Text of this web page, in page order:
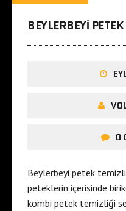
BEYLERBEYI
0
Beylerbeyi petek
peteklerin içerisinde
kombi petek temizliği